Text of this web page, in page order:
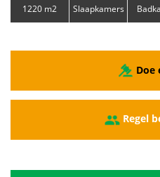
1220 m2 Slaapkamers
Doe
Regel